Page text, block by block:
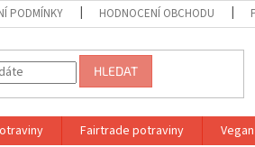
PODMÍNKY HODNOCENÍ OBCHODU
HLEDAT
Fairtrade potraviny